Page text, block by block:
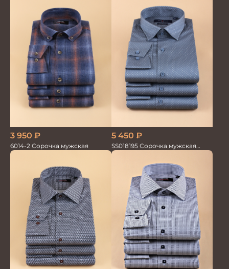
3 950 ₽
6014-2 Сорочка мужская
5 450 ₽
SS018195 Сорочка мужская
GROSTYLE PRIME